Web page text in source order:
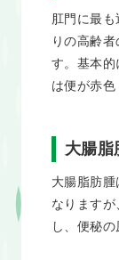
肛門に最
りの高齢
す。基本的
は便が赤色
大腸脂
大腸脂肪
なります
し、便秘の